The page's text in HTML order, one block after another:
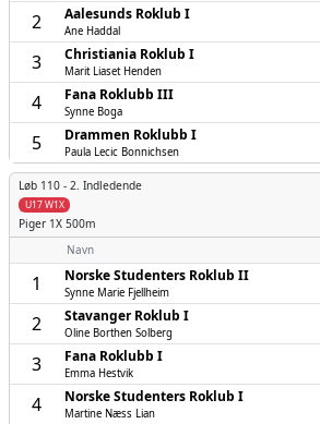
2 Aalesunds Roklub I
Ane Haddal
3 Christiania Roklub I
Marit Liaset Henden
4 Fana Roklubb III
Synne Boga
5 Drammen Roklubb I
Paula Lecic Bonnichsen
Løb 110 - 2. Indledende
U17 W1X
Piger 1X 500m
Navn
1 Norske Studenters Roklub II
Synne Marie Fjellheim
2 Stavanger Roklub I
Oline Borthen Solberg
3 Fana Roklubb I
Emma Hestvik
4 Norske Studenters Roklub I
Martine Næss Lian